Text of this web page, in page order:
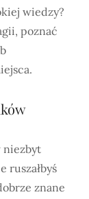
wiedzy?
poznać
niezbyt
ruszałbyś
znane